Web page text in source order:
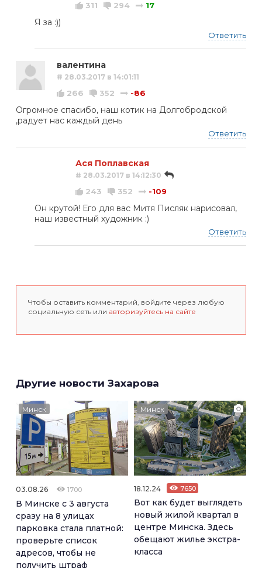
311 294 17
Я за :))
Ответить
валентина
# 28.03.2017 в 14:01:11
266 352 -86
Огромное спасибо, наш котик на Долгобродской
,радует нас каждый день
Ответить
Ася Поплавская
# 28.03.2017 в 14:12:30
243 352 -109
Он крутой! Его для вас Митя Писляк нарисовал,
наш известный художник :)
Ответить
Чтобы оставить комментарий, войдите через любую
социальную сеть или авторизуйтесь на сайте
Другие новости Захарова
Минск
03.08.26 1700
В Минске с 3 августа
сразу на 8 улицах
парковка стала платной:
проверьте список
адресов, чтобы не
получить штраф
Минск
18.12.24 7650
Вот как будет выглядеть
новый жилой квартал в
центре Минска. Здесь
обещают жилье экстра-
класса